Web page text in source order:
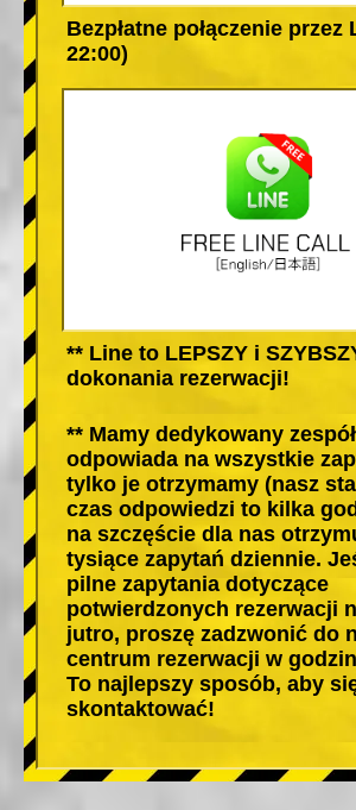
Bezpłatne połączenie przez
22:00)
** Line to LEPSZY i
dokonania rezerwacji!
** Mamy dedykowany
odpowiada na wszystkie
tylko je otrzymamy (nasz
czas odpowiedzi to kilka
na szczęście dla nas
tysiące zapytań dziennie.
pilne zapytania dotyczące
potwierdzonych rezerwacji
jutro, proszę zadzwonić do
centrum rezerwacji w
To najlepszy sposób, aby
skontaktować!